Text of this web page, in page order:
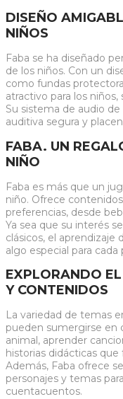
DISEÑO
NIÑOS
Faba se ha diseñado
de los niños. Con un
como fundas
atractivo para los
Su sistema de audio
auditiva segura y
FABA. UN
NIÑO
Faba es más que un
niño. Ofrece
preferencias, desde
Ya sea que su interés
clásicos, el aprendizaje
algo especial para
EXPLORANDO
Y CONTENIDOS
La variedad de temas
pueden sumergirse en
animal, aprender
historias didácticas
Además, Faba ofrece
personajes y temas
cuentacuentos.